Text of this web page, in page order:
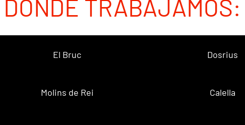
TRABAJAMOS:
El Bruc Dosrius
Molins de Rei Calella